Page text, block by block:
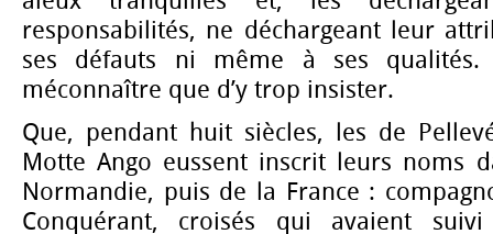
responsabilités, ne déchargeant leur
ses défauts ni même à ses
méconnaître que d’y trop insister.
Que, pendant huit siècles, les de
Motte Ango eussent inscrit leurs noms
Normandie, puis de la France :
Conquérant, croisés qui avaient